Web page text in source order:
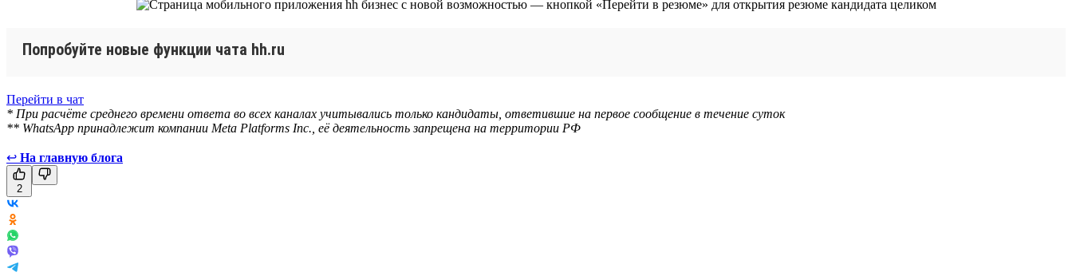
Попробуйте новые функции чата hh.ru
Перейти в чат
* При расчёте среднего времени ответа во всех каналах учитывались только кандидаты, ответившие на первое сообщение в течение суток
** WhatsApp принадлежит компании Meta Platforms Inc., её деятельность запрещена на территории РФ
↩ На главную блога
2